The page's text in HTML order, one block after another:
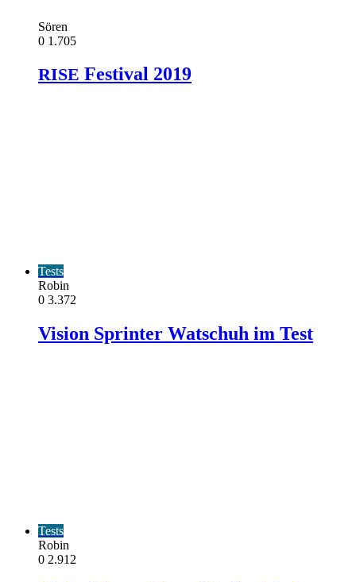
Sören
0 1.705
RISE Festival 2019
Tests
Robin
0 3.372
Vision Sprinter Watschuh im Test
Tests
Robin
0 2.912